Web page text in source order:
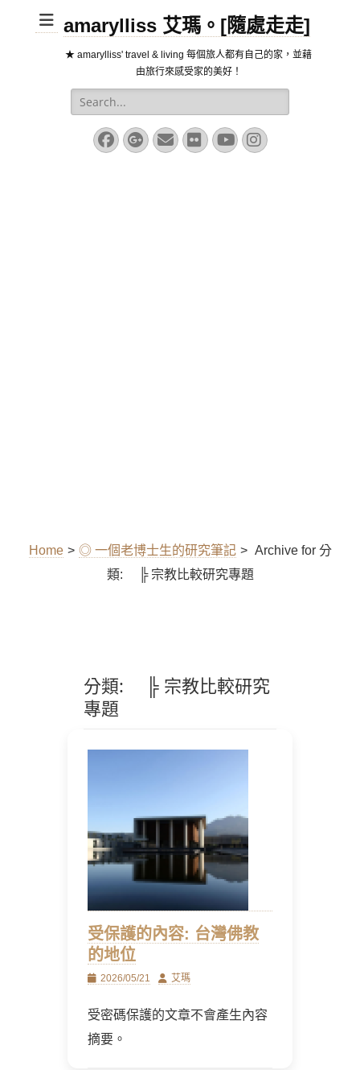
amarylliss 艾瑪。[隨處走走]
★ amarylliss' travel & living 每個旅人都有自己的家，並藉
由旅行來感受家的美好！
Search
for:
Facebook
Googleplus
EmailFlickrYouTube
Instagram
Home > ◎ 一個老博士生的研究筆記 > Archive for 分
類:
╠ 宗教比較研究專題
分類:
╠ 宗教比較研究
專題
受保護的內容: 台灣佛教
的地位
Posted2026/05/21 Author
艾瑪
受密碼保護的文章不會產生內容
摘要。